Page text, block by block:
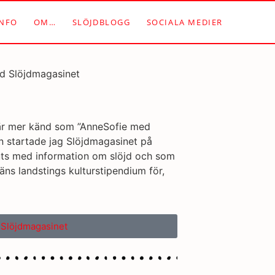
OM… SLÖJDBLOGG SOCIALA MEDIER
mer känd som ”AnneSofie med
startade jag Slöjdmagasinet på
med information om slöjd och som
landstings kulturstipendium för,